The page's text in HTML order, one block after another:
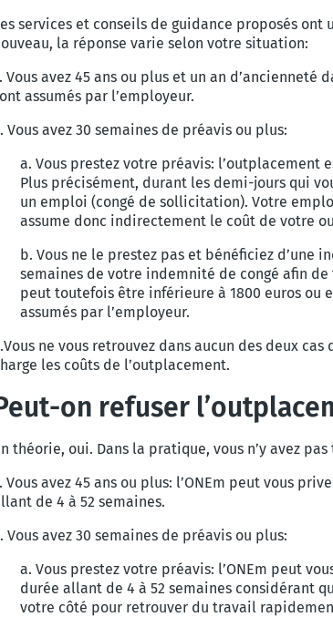
services et conseils de guidance proposés
la réponse varie selon votre situation:
Vous avez 45 ans ou plus et un an
assumés par l’employeur.
Vous avez 30 semaines de préavis ou plus:
a. Vous prestez votre préavis:
Plus précisément, durant les demi-jours qui
un emploi (congé de sollicitation). Votre
assume donc indirectement le coût de votre
b. Vous ne le prestez pas et bénéficiez
semaines de votre indemnité de congé afin
peut toutefois être inférieure à 1800 euros ou
assumés par l’employeur.
ne vous retrouvez dans aucun des deux
les coûts de l’outplacement.
on refuser
théorie, oui. Dans la pratique, vous n’y avez
Vous avez 45 ans ou plus: l’ONEm peut vous
de 4 à 52 semaines.
Vous avez 30 semaines de préavis ou plus:
a. Vous prestez votre préavis: l’ONEm peut
durée allant de 4 à 52 semaines considérant
votre côté pour retrouver du travail